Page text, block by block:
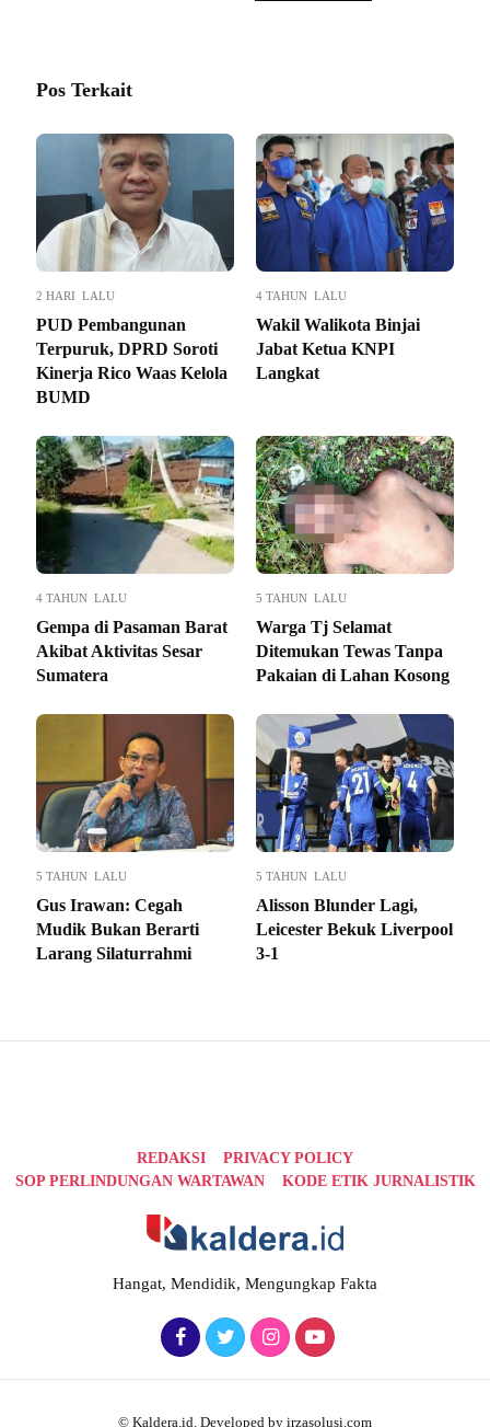
Pos Terkait
2 HARI LALU
PUD Pembangunan
Terpuruk, DPRD Soroti
Kinerja Rico Waas Kelola
BUMD
4 TAHUN LALU
Wakil Walikota Binjai
Jabat Ketua KNPI
Langkat
4 TAHUN LALU
Gempa di Pasaman Barat
Akibat Aktivitas Sesar
Sumatera
5 TAHUN LALU
Warga Tj Selamat
Ditemukan Tewas Tanpa
Pakaian di Lahan Kosong
5 TAHUN LALU
Gus Irawan: Cegah
Mudik Bukan Berarti
Larang Silaturrahmi
5 TAHUN LALU
Alisson Blunder Lagi,
Leicester Bekuk Liverpool
3-1
REDAKSI
PRIVACY POLICY
SOP PERLINDUNGAN WARTAWAN
KODE ETIK JURNALISTIK
Hangat, Mendidik, Mengungkap Fakta
© Kaldera.id. Developed by irzasolusi.com